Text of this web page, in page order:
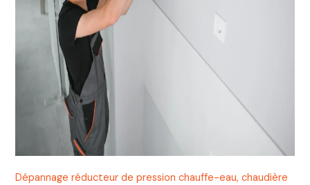
Dépannage réducteur de pression chauffe-eau, chaudière